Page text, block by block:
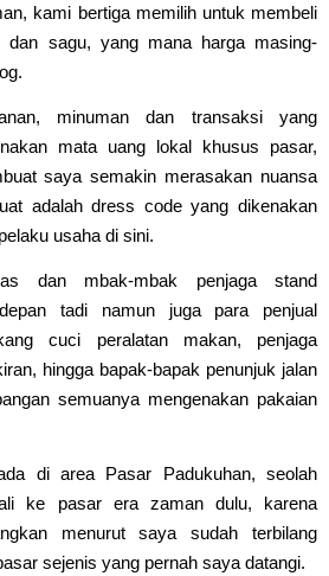
kami bertiga memilih untuk membeli
dan sagu, yang mana harga masing-
minuman dan transaksi yang
mata uang lokal khusus pasar,
saya semakin merasakan nuansa
adalah dress code yang dikenakan
usaha di sini.
dan mbak-mbak penjaga stand
tadi namun juga para penjual
cuci peralatan makan, penjaga
hingga bapak-bapak penunjuk jalan
semuanya mengenakan pakaian
di area Pasar Padukuhan, seolah
ke pasar era zaman dulu, karena
menurut saya sudah terbilang
sejenis yang pernah saya datangi.